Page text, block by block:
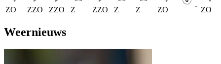
ZO ZZO ZZO Z ZZO Z Z ZO
-
ZO
Weernieuws